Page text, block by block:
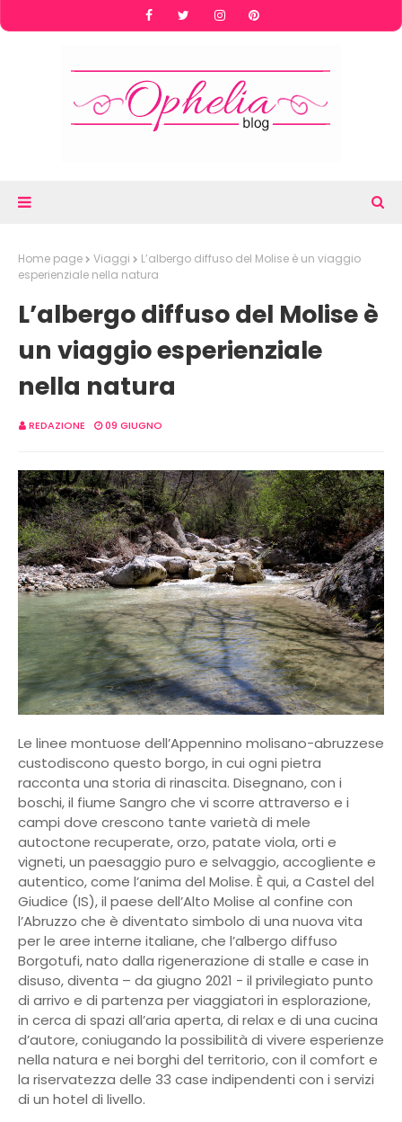
Home page Viaggi
L’albergo diffuso del Molise è un viaggio
esperienziale nella natura
L’albergo diffuso del Molise è
un viaggio esperienziale
nella natura
REDAZIONE 09 GIUGNO
Le linee montuose dell’Appennino molisano-abruzzese
custodiscono questo borgo, in cui ogni pietra
racconta una storia di rinascita. Disegnano, con i
boschi, il fiume Sangro che vi scorre attraverso e i
campi dove crescono tante varietà di mele
autoctone recuperate, orzo, patate viola, orti e
vigneti, un paesaggio puro e selvaggio, accogliente e
autentico, come l’anima del Molise. È qui, a Castel del
Giudice (IS), il paese dell’Alto Molise al confine con
l’Abruzzo che è diventato simbolo di una nuova vita
per le aree interne italiane, che l’albergo diffuso
Borgotufi, nato dalla rigenerazione di stalle e case in
disuso, diventa – da giugno 2021 - il privilegiato punto
di arrivo e di partenza per viaggiatori in esplorazione,
in cerca di spazi all’aria aperta, di relax e di una cucina
d’autore, coniugando la possibilità di vivere esperienze
nella natura e nei borghi del territorio, con il comfort e
la riservatezza delle 33 case indipendenti con i servizi
di un hotel di livello.